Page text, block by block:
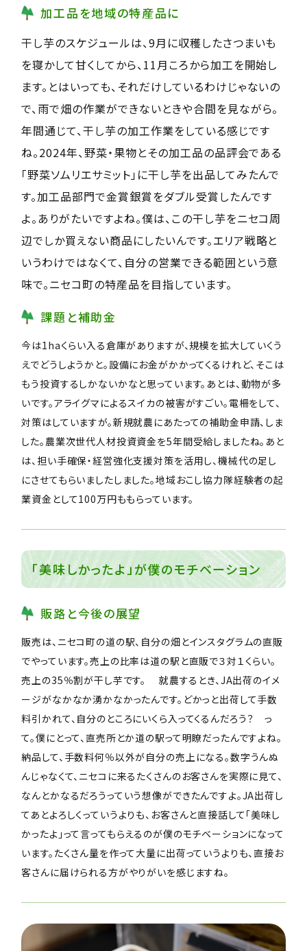
加工品を地域の特産品に
干し芋のスケジュールは、9月に収穫したさつまいも
を寝かして甘くしてから、11月ころから加工を開始し
ます。とはいっても、それだけしているわけじゃないの
で、雨で畑の作業ができないときや合間を見ながら。
年間通じて、干し芋の加工作業をしている感じです
ね。2024年、野菜・果物とその加工品の品評会である
「野菜ソムリエサミット」に干し芋を出品してみたんで
す。加工品部門で金賞銀賞をダブル受賞したんです
よ。ありがたいですよね。僕は、この干し芋をニセコ周
辺でしか買えない商品にしたいんです。エリア戦略と
いうわけではなくて、自分の営業できる範囲という意
味で。ニセコ町の特産品を目指しています。
課題と補助金
今は1haくらい入る倉庫がありますが、規模を拡大していくう
えでどうしようかと。設備にお金がかかってくるけれど、そこは
もう投資するしかないかなと思っています。あとは、動物が多
いです。アライグマによるスイカの被害がすごい。電柵をして、
対策はしていますが。新規就農にあたっての補助金申請、しま
した。農業次世代人材投資資金を5年間受給しましたね。あと
は、担い手確保・経営強化支援対策を活用し、機械代の足し
にさせてもらいましたしました。地域おこし協力隊経験者の起
業資金として100万円ももらっています。
「美味しかったよ」が僕のモチベーション
販路と今後の展望
販売は、ニセコ町の道の駅、自分の畑とインスタグラムの直販
でやっています。売上の比率は道の駅と直販で３対１くらい。
売上の35％割が干し芋です。 就農するとき、JA出荷のイメ
ージがなかなか湧かなかったんです。どかっと出荷して手数
料引かれて、自分のところにいくら入ってくるんだろう？ っ
て。僕にとって、直売所とか道の駅って明瞭だったんですよね。
納品して、手数料何％以外が自分の売上になる。数字うんぬ
んじゃなくて、ニセコに来るたくさんのお客さんを実際に見て、
なんとかなるだろうっていう想像ができたんですよ。JA出荷し
てあとよろしくっていうよりも、お客さんと直接話して「美味し
かったよ」って言ってもらえるのが僕のモチベーションになって
います。たくさん量を作って大量に出荷っていうよりも、直接お
客さんに届けられる方がやりがいを感じますね。